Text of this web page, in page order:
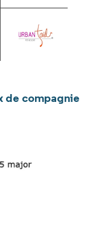
de compagnie